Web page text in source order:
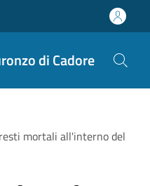
di Cadore
mortali all'interno del